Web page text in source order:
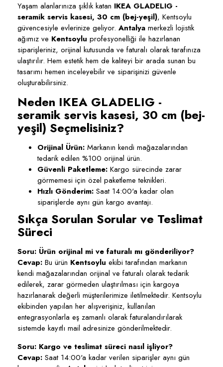
Yaşam alanlarınıza şıklık katan IKEA GLADELIG -
seramik servis kasesi, 30 cm (bej-yeşil), Kentsoylu
güvencesiyle evlerinize geliyor. Antalya merkezli lojistik
ağımız ve Kentsoylu profesyonelliği ile hazırlanan
siparişleriniz, orijinal kutusunda ve faturalı olarak tarafınıza
ulaştırılır. Hem estetik hem de kaliteyi bir arada sunan bu
tasarımı hemen inceleyebilir ve siparişinizi güvenle
oluşturabilirsiniz.
Neden IKEA GLADELIG -
seramik servis kasesi, 30 cm (bej-
yeşil) Seçmelisiniz?
Orijinal Ürün: Markanın kendi mağazalarından
tedarik edilen %100 orijinal ürün.
Güvenli Paketleme: Kargo sürecinde zarar
görmemesi için özel paketleme teknikleri.
Hızlı Gönderim: Saat 14:00'a kadar olan
siparişlerde aynı gün kargo avantajı.
Sıkça Sorulan Sorular ve Teslimat
Süreci
Soru: Ürün orijinal mi ve faturalı mı gönderiliyor?
Cevap: Bu ürün Kentsoylu ekibi tarafından markanın
kendi mağazalarından orijinal ve faturalı olarak tedarik
edilerek, zarar görmeden ulaştırılması için kargoya
hazırlanarak değerli müşterilerimize iletilmektedir. Kentsoylu
ekibinden yapılan her alışverişiniz, kullanılan
entegrasyonlarla eş zamanlı olarak faturalandırılarak
sistemde kayıtlı mail adresinize gönderilmektedir.
Soru: Kargo ve teslimat süreci nasıl işliyor?
Cevap: Saat 14:00'a kadar verilen siparişler aynı gün